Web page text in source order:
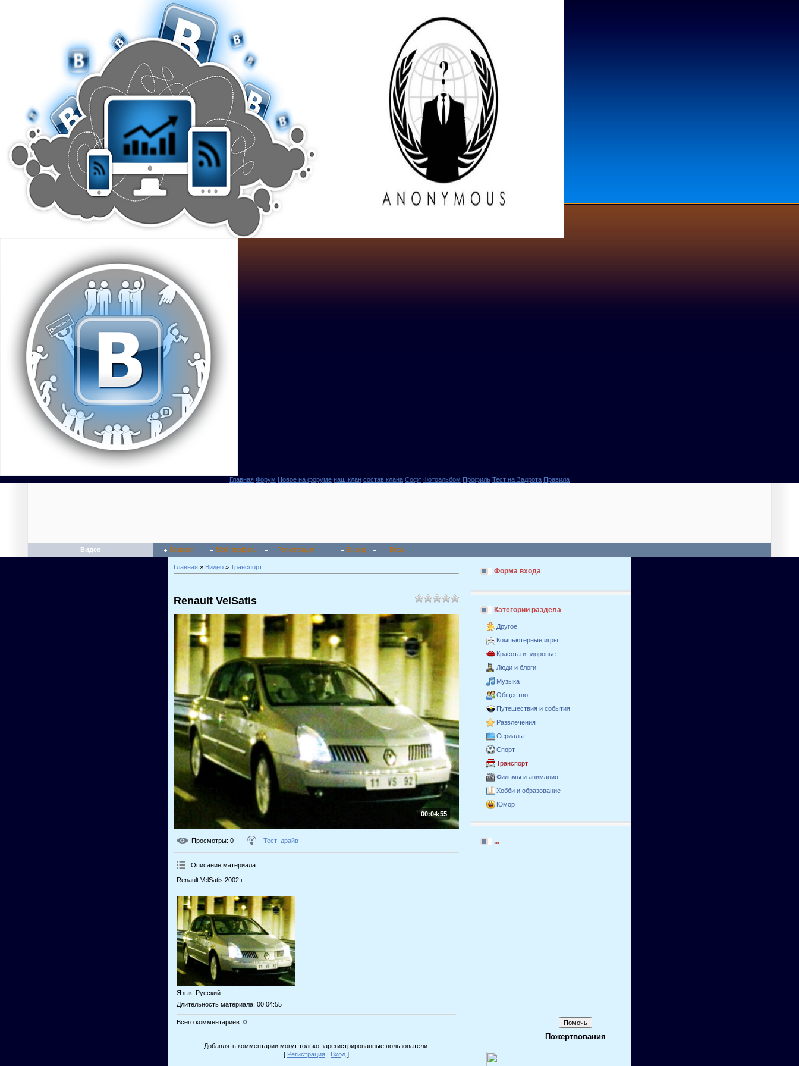
Главная Форум Новое на форуме наш клан состав клана Софт Фотоальбом Профиль Тест на Задрота Правила
Видео Главная Мой профиль Регистрация Выход Вход
Главная » Видео » Транспорт
Renault VelSatis
00:04:55
Просмотры: 0 Тест–драйв
Описание материала:
Renault VelSatis 2002 г.
Язык: Русский
Длительность материала: 00:04:55
Всего комментариев: 0
Добавлять комментарии могут только зарегистрированные пользователи.
[ Регистрация | Вход ]
Форма входа
Категории раздела
Другое
Компьютерные игры
Красота и здоровье
Люди и блоги
Музыка
Общество
Путешествия и события
Развлечения
Сериалы
Спорт
Транспорт
Фильмы и анимация
Хобби и образование
Юмор
...
Пожертвования